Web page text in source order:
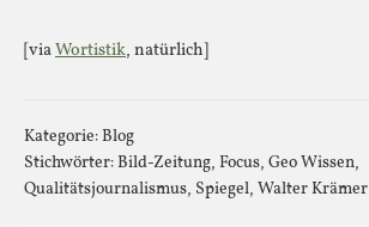
[viaWortistik, natürlich]
Kategorie:Blog
Stichwörter:Bild-Zeitung, Focus, Geo Wissen,
Qualitätsjournalismus, Spiegel, Walter Krämer